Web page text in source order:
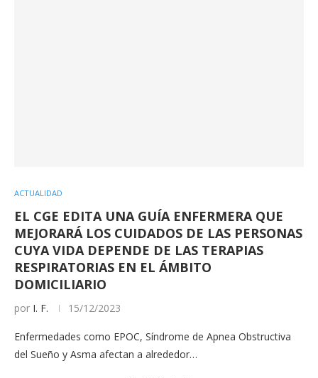
ACTUALIDAD
EL CGE EDITA UNA GUÍA ENFERMERA QUE
MEJORARÁ LOS CUIDADOS DE LAS PERSONAS
CUYA VIDA DEPENDE DE LAS TERAPIAS
RESPIRATORIAS EN EL ÁMBITO
DOMICILIARIO
por I. F. 15/12/2023
Enfermedades como EPOC, Síndrome de Apnea Obstructiva
del Sueño y Asma afectan a alrededor…